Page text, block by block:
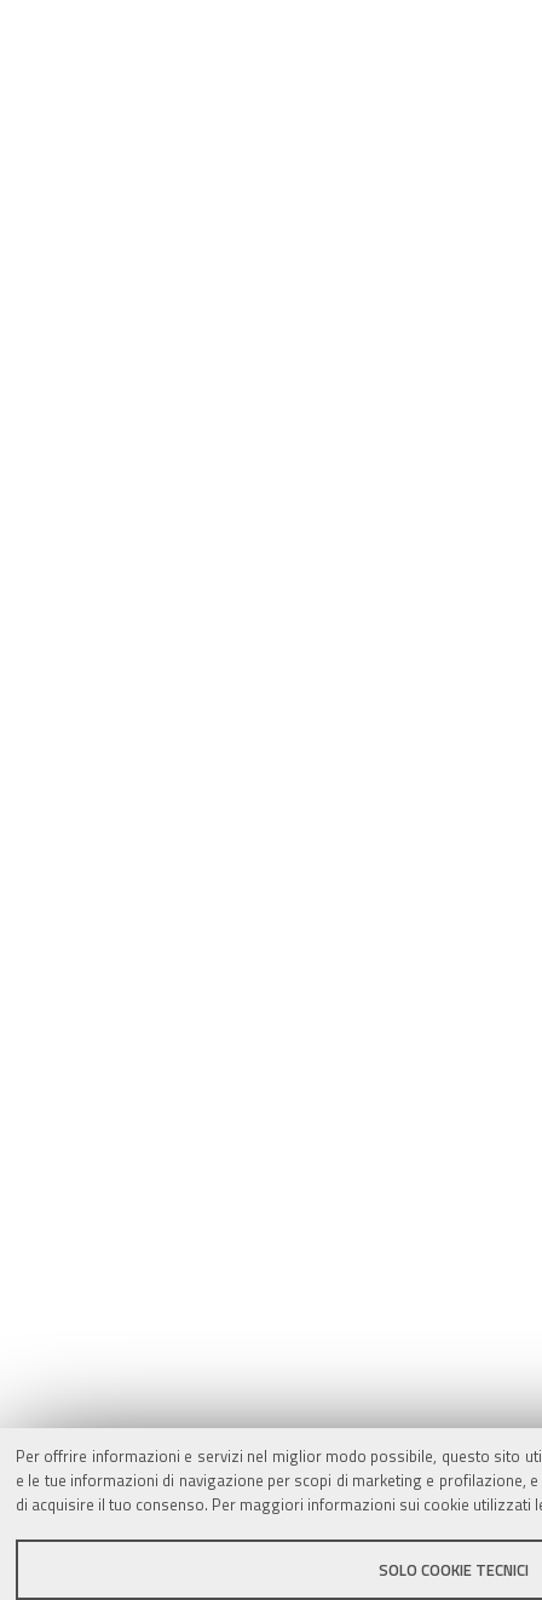
Per offrire informazioni e servizi nel miglior modo possibile, questo sito
e le tue informazioni di navigazione per scopi di marketing e
di acquisire il tuo consenso. Per maggiori informazioni sui cookie utilizzati
SOLO COOKIE TECNICI